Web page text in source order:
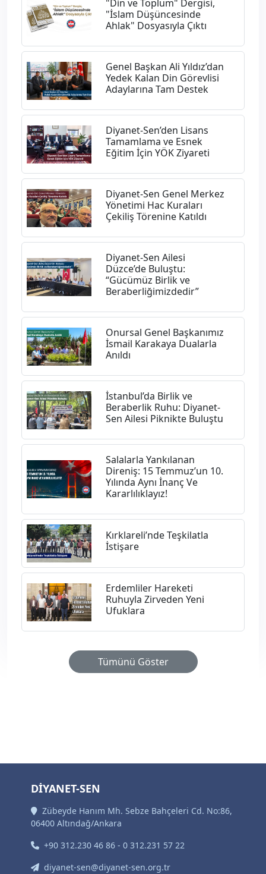
"Din ve Toplum" Dergisi,
"İslam Düşüncesinde
Ahlak" Dosyasıyla Çıktı
Genel Başkan Ali Yıldız’dan
Yedek Kalan Din Görevlisi
Adaylarına Tam Destek
Diyanet-Sen’den Lisans
Tamamlama ve Esnek
Eğitim İçin YÖK Ziyareti
Diyanet-Sen Genel Merkez
Yönetimi Hac Kuraları
Çekiliş Törenine Katıldı
Diyanet-Sen Ailesi
Düzce’de Buluştu:
“Gücümüz Birlik ve
Beraberliğimizdedir”
Onursal Genel Başkanımız
İsmail Karakaya Dualarla
Anıldı
İstanbul’da Birlik ve
Beraberlik Ruhu: Diyanet-
Sen Ailesi Piknikte Buluştu
Salalarla Yankılanan
Direniş: 15 Temmuz’un 10.
Yılında Aynı İnanç Ve
Kararlılıklayız!
Kırklareli’nde Teşkilatla
İstişare
Erdemliler Hareketi
Ruhuyla Zirveden Yeni
Ufuklara
Tümünü Göster
DİYANET-SEN
Zübeyde Hanım Mh. Sebze Bahçeleri Cd. No:86,
06400 Altındağ/Ankara
+90 312.230 46 86 - 0 312.231 57 22
diyanet-sen@diyanet-sen.org.tr